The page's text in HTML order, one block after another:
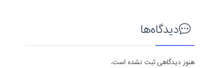
دیدگاه‌ها
هنوز دیدگاهی ثبت نشده است.